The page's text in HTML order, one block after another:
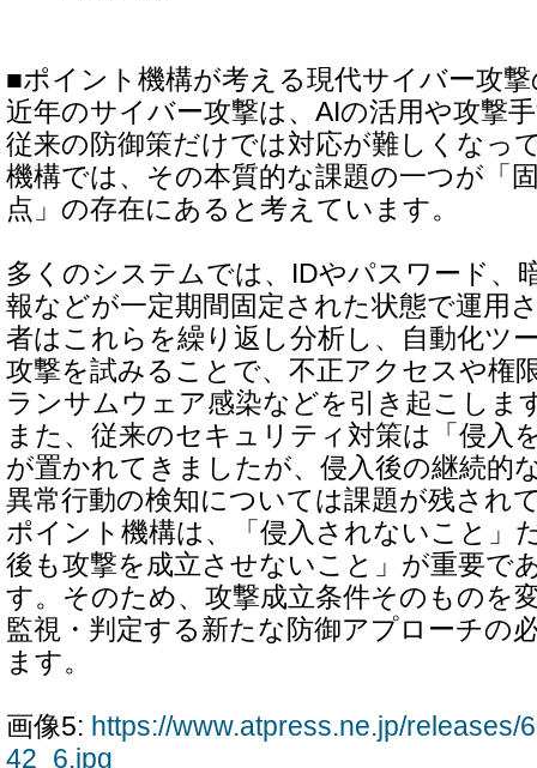
■ポイント機構が考える現代サイバー攻
近年のサイバー攻撃は、AIの活用や攻撃
従来の防御策だけでは対応が難しくなっ
機構では、その本質的な課題の一つが「
点」の存在にあると考えています。
多くのシステムでは、IDやパスワード、
報などが一定期間固定された状態で運用
者はこれらを繰り返し分析し、自動化ツ
攻撃を試みることで、不正アクセスや権
ランサムウェア感染などを引き起こしま
また、従来のセキュリティ対策は「侵入
が置かれてきましたが、侵入後の継続的
異常行動の検知については課題が残され
ポイント機構は、「侵入されないこと」
後も攻撃を成立させないこと」が重要で
す。そのため、攻撃成立条件そのものを
監視・判定する新たな防御アプローチの
ます。
画像5: https://www.atpress.ne.jp/releases/
42_6.jpg